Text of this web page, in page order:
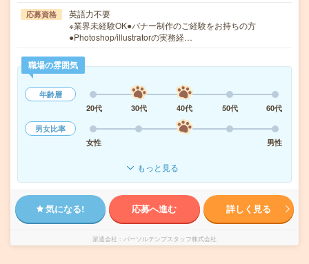
応募資格
英語力不要
※業界未経験OK●バナー制作のご経験をお持ちの方
●Photoshop/illustratorの実務経…
職場の雰囲気
年齢層
20代
30代 40代 50代
60代
男女比率
女性
男性
もっと見る
気になる! 応募へ進む 詳しく見る
派遣会社 パーソルテンプスタッフ株式会社